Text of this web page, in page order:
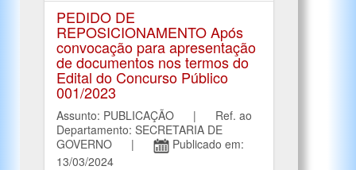
PEDIDO DE
REPOSICIONAMENTO Após
convocação para apresentação
de documentos nos termos do
Edital do Concurso Público
001/2023
Assunto: PUBLICAÇÃO | Ref. ao
Departamento: SECRETARIA DE
GOVERNO |
Publicado em:
13/03/2024